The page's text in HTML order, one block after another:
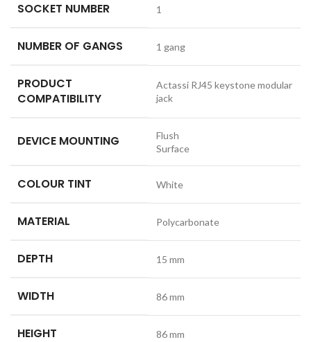
SOCKET NUMBER 1
NUMBER OF GANGS 1 gang
PRODUCT
COMPATIBILITY
Actassi RJ45 keystone modular
jack
DEVICE MOUNTING
Flush
Surface
COLOUR TINT White
MATERIAL Polycarbonate
DEPTH 15 mm
WIDTH 86 mm
HEIGHT 86 mm